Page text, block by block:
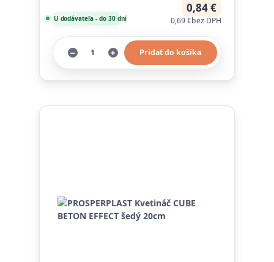
0,84 €
0,69 €bez DPH
U dodávateľa - do 30 dní
Pridať do košíka